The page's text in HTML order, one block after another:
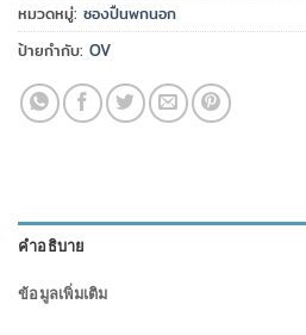
หมวดหมู่: ซองปืนพกนอก
ป้ายกำกับ: OV
คำอธิบาย
ข้อมูลเพิ่มเติม